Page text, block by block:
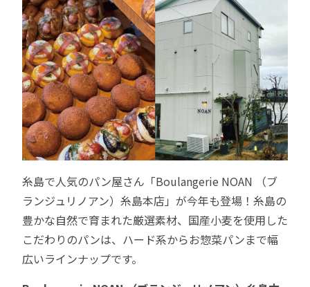
糸島で人気のパン屋さん「Boulangerie NOAN （ブ
ランジュリノアン）糸島本店」が今年も登場！糸島の
豊かな自然で育まれた厳選素材、国産小麦を使用した
こだわりのパンは、ハード系からお惣菜パンまで幅
広いラインナップです。